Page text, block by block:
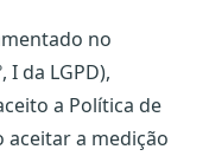
no
I da LGPD),
a Política de
a medição